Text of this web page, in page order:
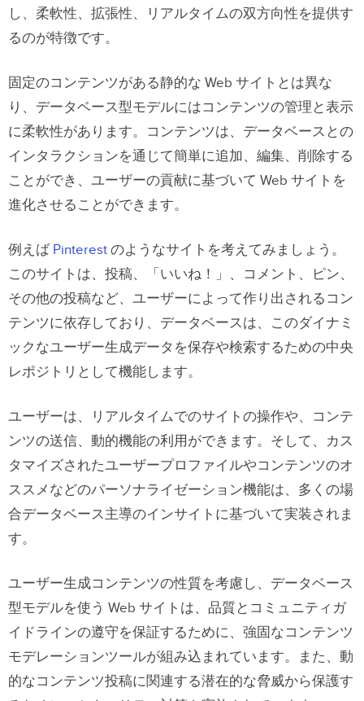
し、柔軟性、拡張性、リアルタイムの双方向性を提供す
るのが特徴です。
固定のコンテンツがある静的な Web サイトとは異な
り、データベース型モデルにはコンテンツの管理と表示
に柔軟性があります。コンテンツは、データベースとの
インタラクションを通じて簡単に追加、編集、削除する
ことができ、ユーザーの貢献に基づいて Web サイトを
進化させることができます。
例えば Pinterest のようなサイトを考えてみましょう。
このサイトは、投稿、「いいね！」、コメント、ピン、
その他の投稿など、ユーザーによって作り出されるコン
テンツに依存しており、データベースは、このダイナミ
ックなユーザー生成データを保存や検索するための中央
レポジトリとして機能します。
ユーザーは、リアルタイムでのサイトの操作や、コンテ
ンツの送信、動的機能の利用ができます。そして、カス
タマイズされたユーザープロファイルやコンテンツのオ
ススメなどのパーソナライゼーション機能は、多くの場
合データベース主導のインサイトに基づいて実装されま
す。
ユーザー生成コンテンツの性質を考慮し、データベース
型モデルを使う Web サイトは、品質とコミュニティガ
イドラインの遵守を保証するために、強固なコンテンツ
モデレーションツールが組み込まれています。また、動
的なコンテンツ投稿に関連する潜在的な脅威から保護す